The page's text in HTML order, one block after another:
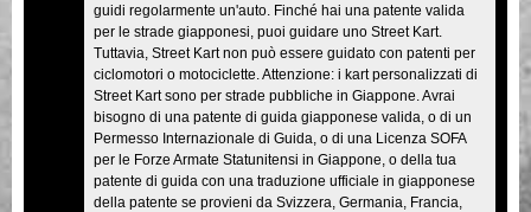
Tokyo Akihabara#2 Tokyo Shibuya
Tokyo Shibuya Annex Tokyo Bay
Tokyo Asakusa Osaka
Okinawa
guidi regolarmente un'auto. Finché hai una patente valida
per le strade giapponesi, puoi guidare uno Street Kart.
Tuttavia, Street Kart non può essere guidato con patenti per
ciclomotori o motociclette. Attenzione: i kart personalizzati di
Street Kart sono per strade pubbliche in Giappone. Avrai
bisogno di una patente di guida giapponese valida, o di un
Permesso Internazionale di Guida, o di una Licenza SOFA
per le Forze Armate Statunitensi in Giappone, o della tua
patente di guida con una traduzione ufficiale in giapponese
della patente se provieni da Svizzera, Germania, Francia,